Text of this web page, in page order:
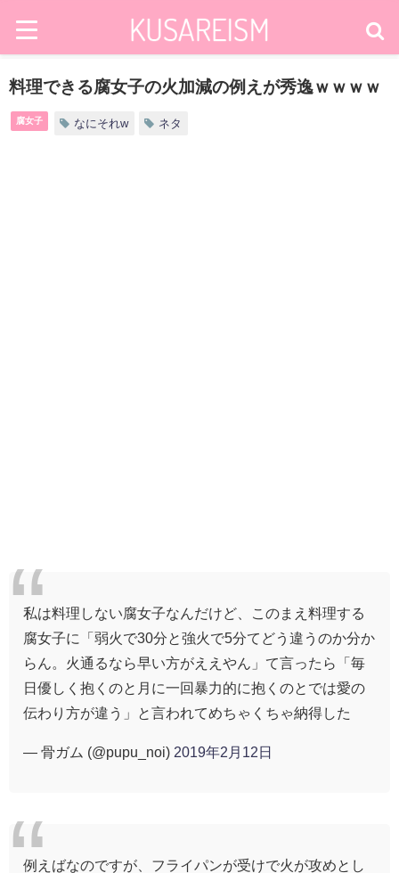
料理できる腐女子の火加減の例えが秀逸ｗｗｗｗ
腐女子 なにそれw ネタ
私は料理しない腐女子なんだけど、このまえ料理する
腐女子に「弱火で30分と強火で5分てどう違うのか分か
らん。火通るなら早い方がええやん」て言ったら「毎
日優しく抱くのと月に一回暴力的に抱くのとでは愛の
伝わり方が違う」と言われてめちゃくちゃ納得した
— 骨ガム (@pupu_noi) 2019年2月12日
例えばなのですが、フライパンが受けで火が攻めとし